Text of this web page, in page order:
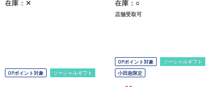
在庫：✕ 在庫：○
店舗受取可
OPポイント対象 ソーシャルギフト
OPポイント対象
ソーシャルギフト
小田急限定